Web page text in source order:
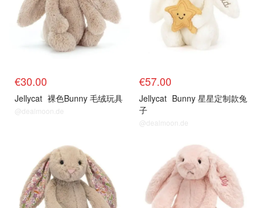
€30.00
Jellycat 裸色Bunny 毛绒玩具
@dealmoon.de
€57.00
Jellycat Bunny 星星定制款兔
子
@dealmoon.de